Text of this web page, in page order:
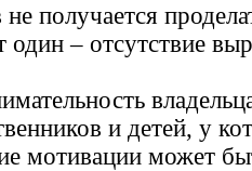
получается
– отсутствие
и детей, у
мотивации может